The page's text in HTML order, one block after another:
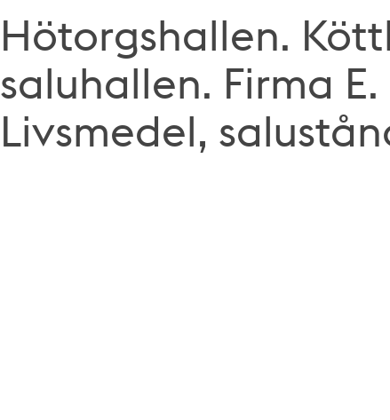
Hötorgshallen.
saluhallen. Firma
Livsmedel,